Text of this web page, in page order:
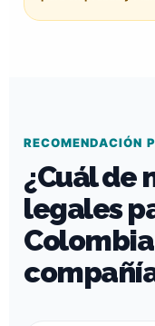
RECOMENDACIÓN
¿Cuál de
legales